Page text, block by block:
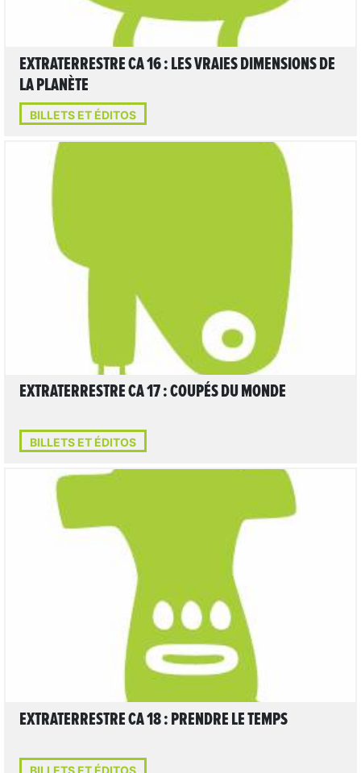
EXTRATERRESTRE CA 16 : LES VRAIES DIMENSIONS DE
LA PLANÈTE
BILLETS ET ÉDITOS
EXTRATERRESTRE CA 17 : COUPÉS DU MONDE
BILLETS ET ÉDITOS
EXTRATERRESTRE CA 18 : PRENDRE LE TEMPS
BILLETS ET ÉDITOS